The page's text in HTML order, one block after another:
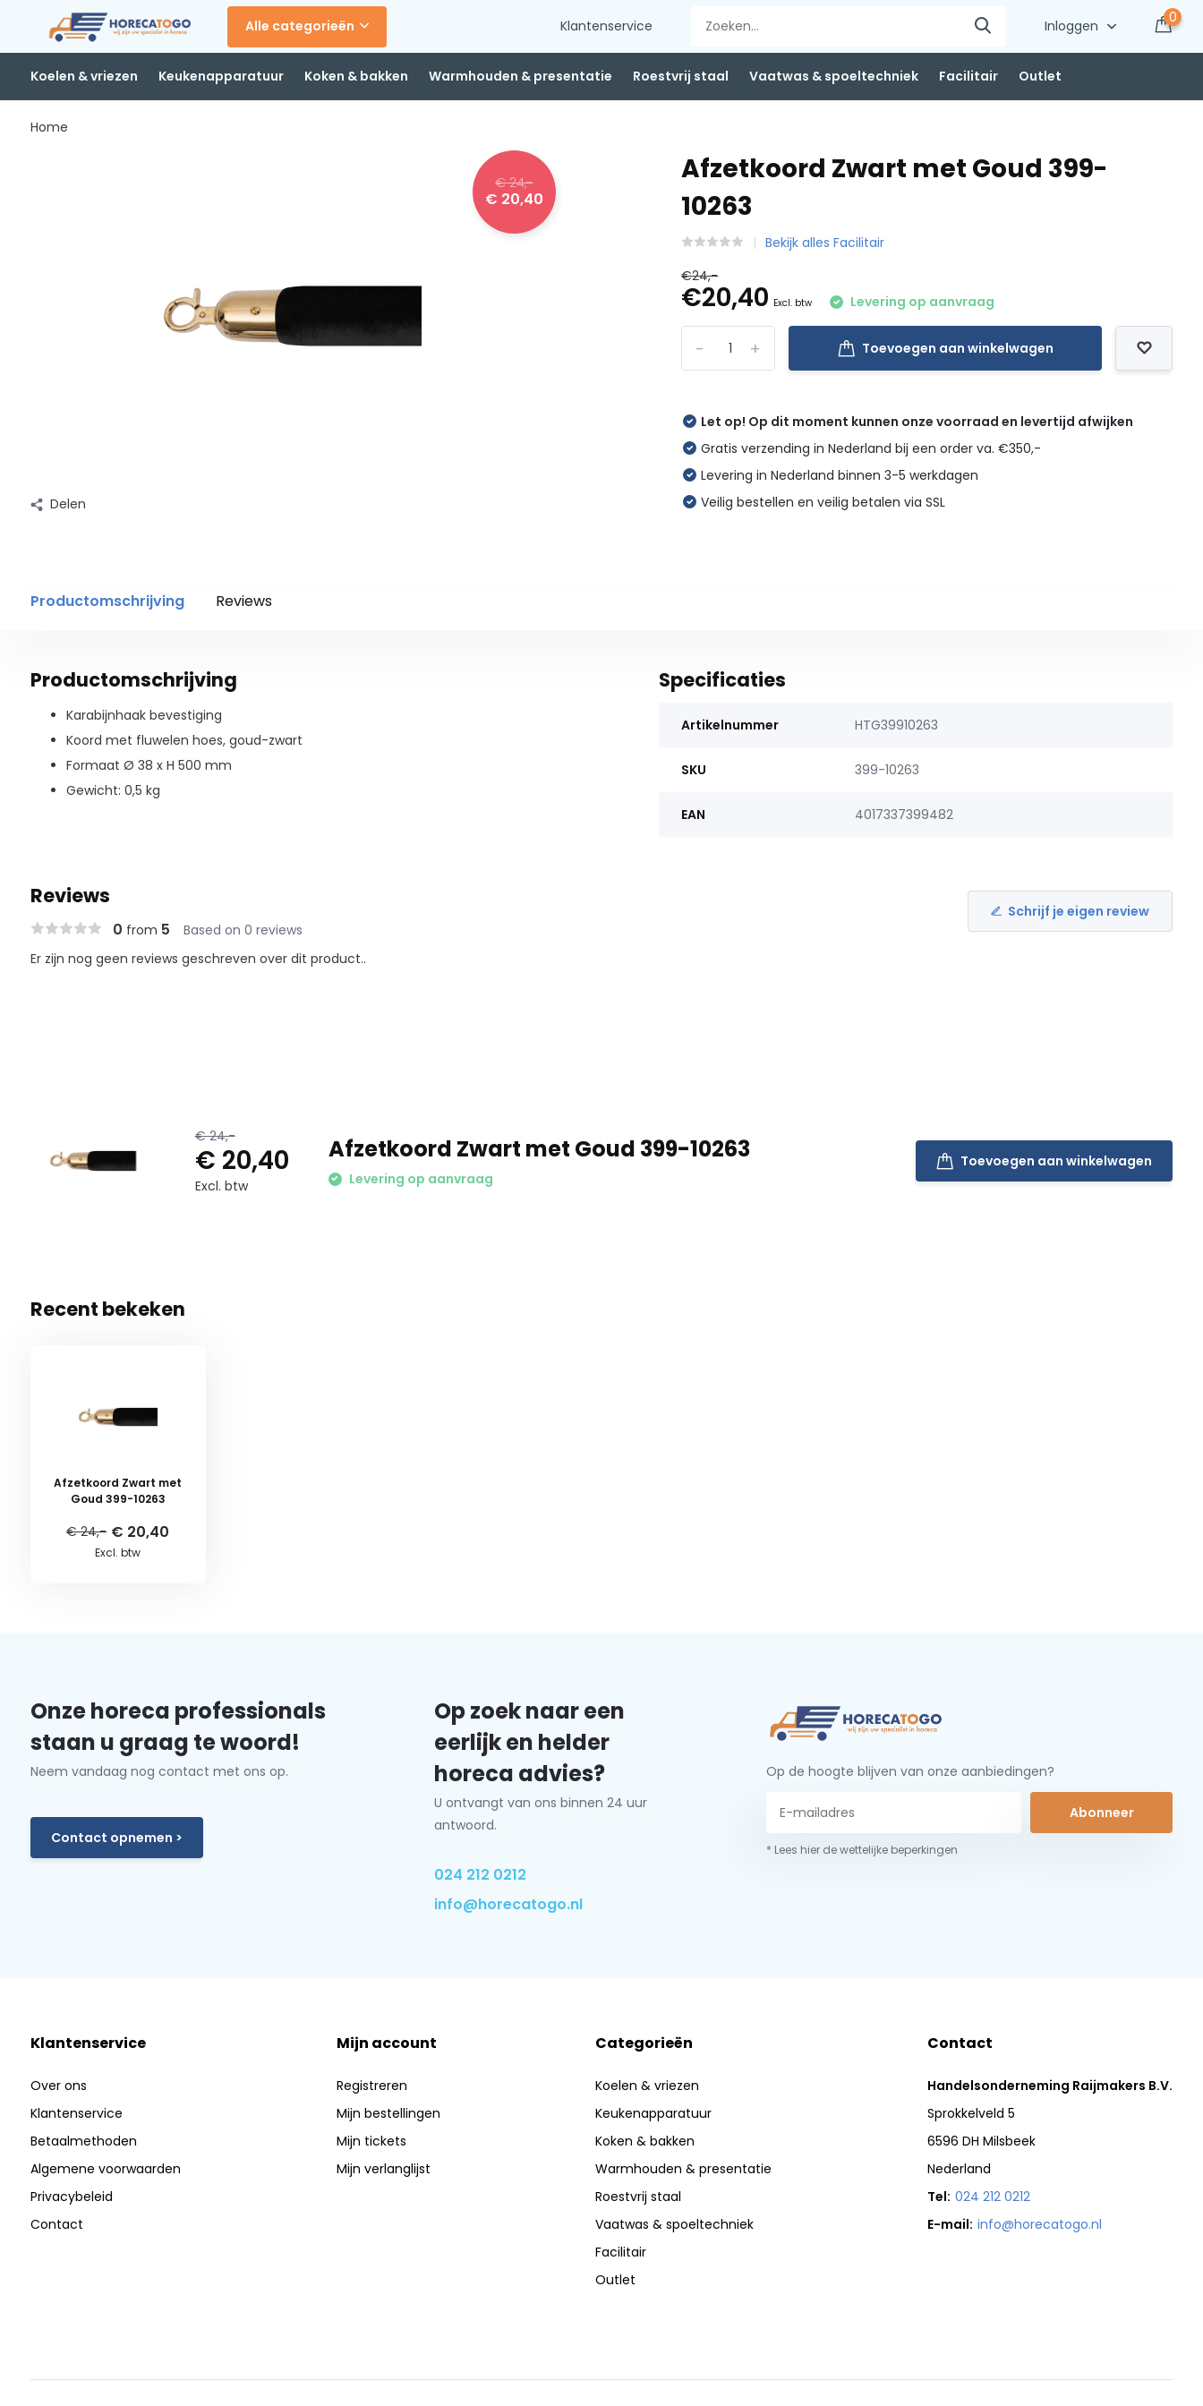
Alle categorieën Klantenservice Inloggen
0
Koelen & vriezen Keukenapparatuur Koken & bakken Warmhouden & presentatie Roestvrij staal Vaatwas & spoeltechniek Facilitair Outlet
Home
€ 24,-
€ 20,40
Delen
Afzetkoord Zwart met Goud 399-
10263
Bekijk alles Facilitair
€24,-
€20,40 Excl. btw Levering op aanvraag
+
- Toevoegen aan winkelwagen
Let op! Op dit moment kunnen onze voorraad en levertijd afwijken
Gratis verzending in Nederland bij een order va. €350,-
Levering in Nederland binnen 3-5 werkdagen
Veilig bestellen en veilig betalen via SSL
Productomschrijving Reviews
Productomschrijving
Karabijnhaak bevestiging
Koord met fluwelen hoes, goud-zwart
Formaat Ø 38 x H 500 mm
Gewicht: 0,5 kg
Specificaties
Artikelnummer HTG39910263
SKU 399-10263
EAN 4017337399482
Reviews
0 from 5 Based on 0 reviews
Schrijf je eigen review
Er zijn nog geen reviews geschreven over dit product..
€ 24,-
€ 20,40
Excl. btw
Afzetkoord Zwart met Goud 399-10263
Levering op aanvraag
Toevoegen aan winkelwagen
Recent bekeken
Afzetkoord Zwart met
Goud 399-10263
€ 24,- € 20,40
Excl. btw
Onze horeca professionals
staan u graag te woord!
Neem vandaag nog contact met ons op.
Contact opnemen >
Op zoek naar een
eerlijk en helder
horeca advies?
U ontvangt van ons binnen 24 uur
antwoord.
024 212 0212
info@horecatogo.nl
Op de hoogte blijven van onze aanbiedingen?
Abonneer
* Lees hier de wettelijke beperkingen
Klantenservice
Over ons
Klantenservice
Betaalmethoden
Algemene voorwaarden
Privacybeleid
Contact
Mijn account
Registreren
Mijn bestellingen
Mijn tickets
Mijn verlanglijst
Categorieën
Koelen & vriezen
Keukenapparatuur
Koken & bakken
Warmhouden & presentatie
Roestvrij staal
Vaatwas & spoeltechniek
Facilitair
Outlet
Contact
Handelsonderneming Raijmakers B.V.
Sprokkelveld 5
6596 DH Milsbeek
Nederland
Tel: 024 212 0212
E-mail: info@horecatogo.nl